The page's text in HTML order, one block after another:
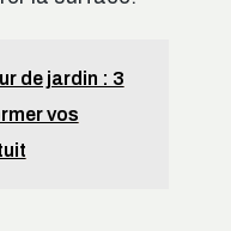
de jardin : 3
vos